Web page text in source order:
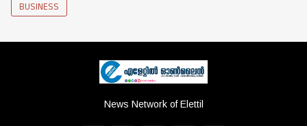
BUSINESS
News Network of Elettil